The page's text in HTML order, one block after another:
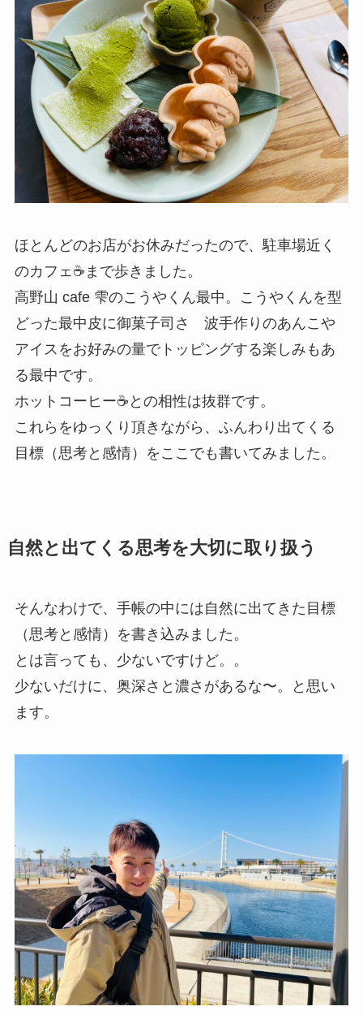
ほとんどのお店がお休みだったので、駐車場近く
のカフェ☕️まで歩きました。
高野山 cafe 雫のこうやくん最中。こうやくんを型
どった最中皮に御菓子司さゞ波手作りのあんこや
アイスをお好みの量でトッピングする楽しみもあ
る最中です。
ホットコーヒー☕️との相性は抜群です。
これらをゆっくり頂きながら、ふんわり出てくる
目標（思考と感情）をここでも書いてみました。
自然と出てくる思考を大切に取り扱う
そんなわけで、手帳の中には自然に出てきた目標
（思考と感情）を書き込みました。
とは言っても、少ないですけど。。
少ないだけに、奥深さと濃さがあるな〜。と思い
ます。